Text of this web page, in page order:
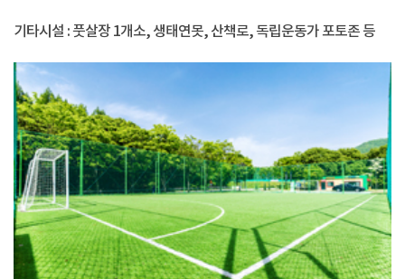
기타시설 : 풋살장 1개소, 생태연못, 산책로, 독립운동가 포토존 등